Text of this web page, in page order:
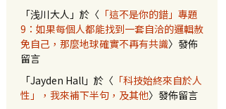
「浅川大人 」於〈 「這不是你的錯」專題
9：如果每個人都能找到一套自洽的邏輯赦
免自己，那麼地球確實不再有共識〉發佈
留言
「Jayden Hall 」於〈 「科技始終來自於人
性」，我來補下半句，及其他〉發佈留言